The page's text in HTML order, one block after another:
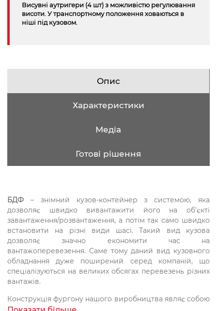
Висувні аутригери (4 шт) з можливістю регулювання
висоти. У транспортному положення ховаються в
ніші під кузовом.
Опис
Характеристики
Медіа
Готові рішення
БДФ – знімний кузов-контейнер з системою, яка
дозволяє швидко вивантажити його на об’єкті
завантаження/розвантаження, а потім так само швидко
встановити на різні види шасі. Такий вид кузова
дозволяє значно економити час на
вантажоперевезення. Саме тому даний вид кузовного
обладнання дуже поширений серед компаній, що
спеціалізуються на великих обсягах перевезень різних
вантажів.
Конструкція фургону нашого виробництва являє собою
каркас з алюмінієвого профілю зі стінками з сендвіч